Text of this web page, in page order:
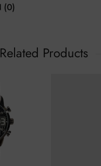
(0)
Related Products